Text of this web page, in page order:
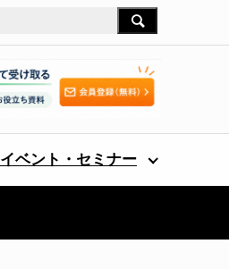
イベント・セミナー